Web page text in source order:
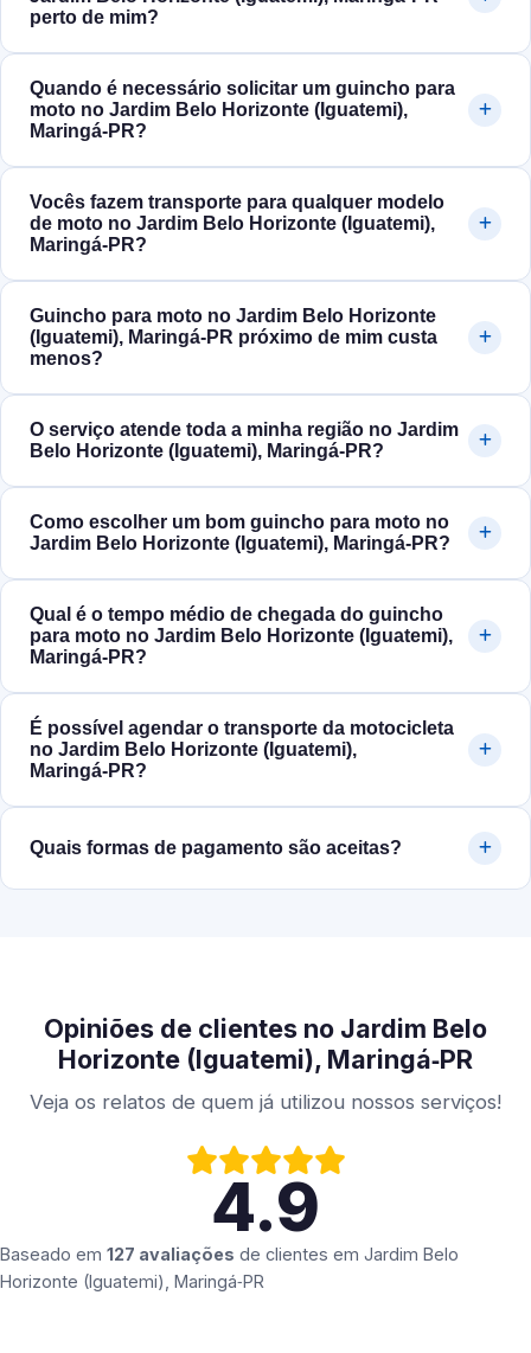
perto de mim?
Quando é necessário solicitar um guincho para
moto no Jardim Belo Horizonte (Iguatemi),
Maringá‑PR?
Vocês fazem transporte para qualquer modelo
de moto no Jardim Belo Horizonte (Iguatemi),
Maringá‑PR?
Guincho para moto no Jardim Belo Horizonte
(Iguatemi), Maringá‑PR próximo de mim custa
menos?
O serviço atende toda a minha região no Jardim
Belo Horizonte (Iguatemi), Maringá‑PR?
Como escolher um bom guincho para moto no
Jardim Belo Horizonte (Iguatemi), Maringá‑PR?
Qual é o tempo médio de chegada do guincho
para moto no Jardim Belo Horizonte (Iguatemi),
Maringá‑PR?
É possível agendar o transporte da motocicleta
no Jardim Belo Horizonte (Iguatemi),
Maringá‑PR?
Quais formas de pagamento são aceitas?
Opiniões de clientes no Jardim Belo
Horizonte (Iguatemi), Maringá‑PR
Veja os relatos de quem já utilizou nossos serviços!
4.9
Baseado em 127 avaliações de clientes em Jardim Belo
Horizonte (Iguatemi), Maringá‑PR